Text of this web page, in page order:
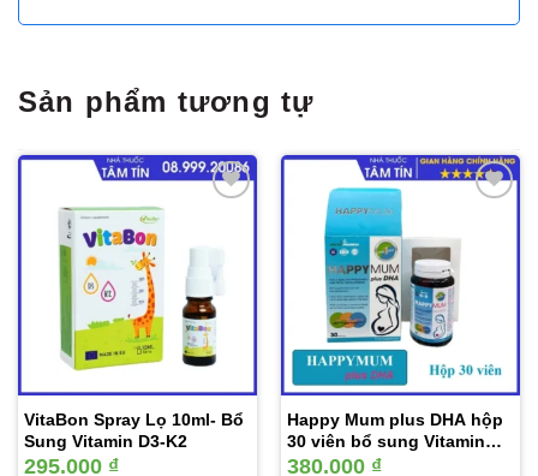
Sản phẩm tương tự
vào
thích
VitaBon Spray Lọ 10ml- Bổ
Sung Vitamin D3-K2
295.000 ₫
Happy Mum plus DHA hộp
30 viên bổ sung Vitamin
khoáng chất và DHA cho
380.000 ₫